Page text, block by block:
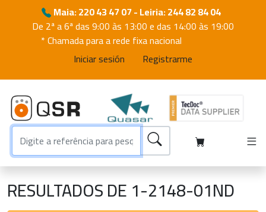
Maia: 220 43 47 07 - Leiria: 244 82 84 04
De 2ª a 6ª das 9:00 às 13:00 e das 14:00 às 19:00
* Chamada para a rede fixa nacional
Iniciar sesión
Registrarme
RESULTADOS DE 1-2148-01ND